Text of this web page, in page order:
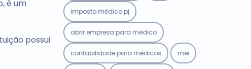
é um
possui
imposto médico pj
abrir empresa para médico
contabilidade para médicos mei